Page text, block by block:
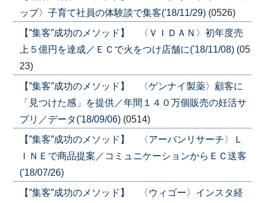
ップ〉子育て社員の体験談で集客('18/11/29) (0526)
【”集客”成功のメソッド】 〈ＶＩＤＡＮ〉初年度売
上５億円を達成／ＥＣで火をつけ店舗に('18/11/08) (05
23)
【”集客”成功のメソッド】 〈ゲンナイ製薬〉顧客に
「見つけた感」を提供／年間１４０万個販売の妊活サ
プリ／データ('18/09/06) (0514)
【”集客”成功のメソッド】 〈アーバンリサーチ〉Ｌ
ＩＮＥで商品提案／コミュニケーションからＥＣ送客
('18/07/26)
【”集客”成功のメソッド】 〈ウィゴー〉インスタ経